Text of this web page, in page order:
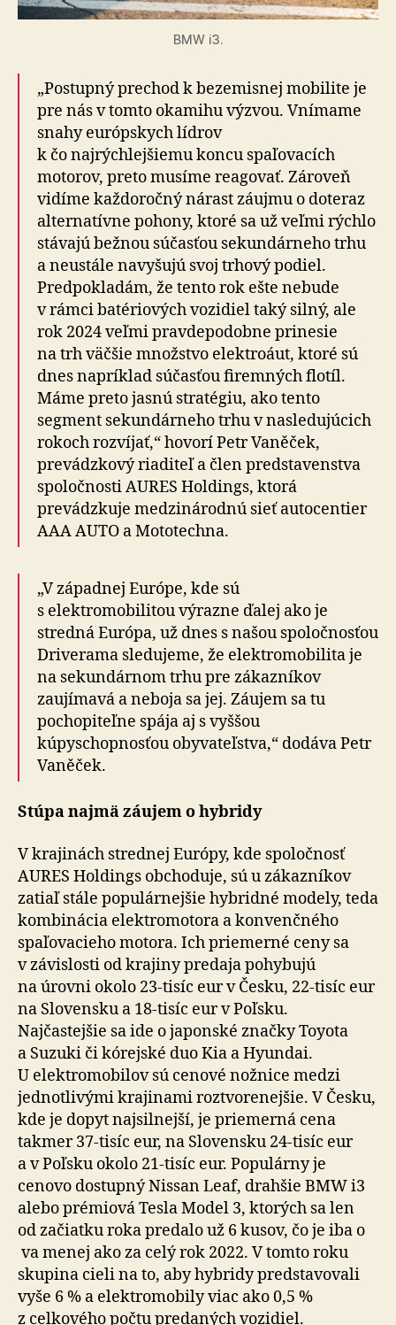
BMW i3.
„Postupný prechod k bezemisnej mobilite je
pre nás v tomto okamihu výzvou. Vnímame
snahy európskych lídrov
k čo najrýchlejšiemu koncu spaľovacích
motorov, preto musíme reagovať. Zároveň
vidíme každoročný nárast záujmu o doteraz
alternatívne pohony, ktoré sa už veľmi rýchlo
stávajú bežnou súčasťou sekundárneho trhu
a neustále navyšujú svoj trhový podiel.
Predpokladám, že tento rok ešte nebude
v rámci batériových vozidiel taký silný, ale
rok 2024 veľmi pravdepodobne prinesie
na trh väčšie množstvo elektroáut, ktoré sú
dnes napríklad súčasťou firemných flotíl.
Máme preto jasnú stratégiu, ako tento
segment sekundárneho trhu v nasledujúcich
rokoch rozvíjať,“ hovorí Petr Vaněček,
prevádzkový riaditeľ a člen predstavenstva
spoločnosti AURES Holdings, ktorá
prevádzkuje medzinárodnú sieť autocentier
AAA AUTO a Mototechna.
„V západnej Európe, kde sú
s elektromobilitou výrazne ďalej ako je
stredná Európa, už dnes s našou spoločnosťou
Driverama sledujeme, že elektromobilita je
na sekundárnom trhu pre zákazníkov
zaujímavá a neboja sa jej. Záujem sa tu
pochopiteľne spája aj s vyššou
kúpyschopnosťou obyvateľstva,“ dodáva Petr
Vaněček.
Stúpa najmä záujem o hybridy
V krajinách strednej Európy, kde spoločnosť
AURES Holdings obchoduje, sú u zákazníkov
zatiaľ stále populárnejšie hybridné modely, teda
kombinácia elektromotora a konvenčného
spaľovacieho motora. Ich priemerné ceny sa
v závislosti od krajiny predaja pohybujú
na úrovni okolo 23-tisíc eur v Česku, 22-tisíc eur
na Slovensku a 18-tisíc eur v Poľsku.
Najčastejšie sa ide o japonské značky Toyota
a Suzuki či kórejské duo Kia a Hyundai.
U elektromobilov sú cenové nožnice medzi
jednotlivými krajinami roztvorenejšie. V Česku,
kde je dopyt najsilnejší, je priemerná cena
takmer 37-tisíc eur, na Slovensku 24-tisíc eur
a v Poľsku okolo 21-tisíc eur. Populárny je
cenovo dostupný Nissan Leaf, drahšie BMW i3
alebo prémiová Tesla Model 3, ktorých sa len
od začiatku roka predalo už 6 kusov, čo je iba o
va menej ako za celý rok 2022. V tomto roku
skupina cieli na to, aby hybridy predstavovali
vyše 6 % a elektromobily viac ako 0,5 %
z celkového počtu predaných vozidiel.